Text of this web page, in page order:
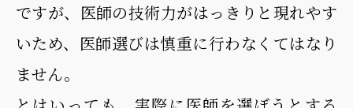
ですが、医師の技術力がはっきりと現れやす
いため、医師選びは慎重に行わなくてはなり
ません。